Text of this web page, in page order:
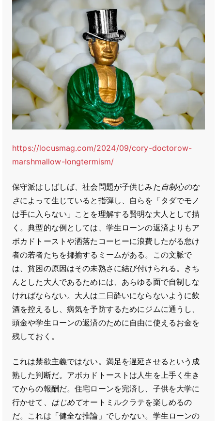
https://locusmag.com/2024/09/cory-doctorow-
marshmallow-longtermism/
保守派はしばしば、社会問題が子供じみた 自制心のな
さによって生じていると指弾し、自らを「タダでモノ
は手に入らない」ことを理解する賢明な大人として描
く。典型的な例としては、学生ローンの返済よりもア
ボカドトーストや洒落たコーヒーに浪費したがる怠け
者の若者たちを揶揄するミームがある。この文脈で
は、貧困の原因はその未熟さに結び付けられる。きち
んとした大人であるためには、あらゆる面で自制しな
ければならない。大人は二日酔いにならないように飲
酒を控えるし、病気を予防するためにジムに通うし、
頭金や学生ローンの返済のために自由に使えるお金を
残しておく。
これは禁欲主義ではない。満足を遅延させるという成
熟した判断だ。アボカドトーストは人生を上手く生き
てからの報酬だ。住宅ローンを完済し、子供を大学に
行かせて、 はじめてオートミルクラテを楽しめるの
だ。これは「健全な推論」でしかない。学生ローンの